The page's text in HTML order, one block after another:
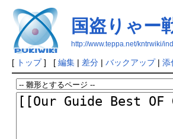
国盗りゃー
http://www.teppa.net/kntrwiki/
[ トップ] [ 編集| 差分| バックアップ| 添